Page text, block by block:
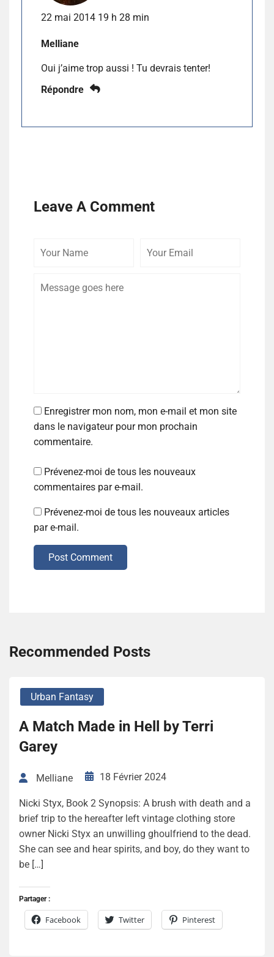
22 mai 2014 19 h 28 min
Melliane
Oui j’aime trop aussi ! Tu devrais tenter!
Répondre
Leave A Comment
Enregistrer mon nom, mon e-mail et mon site
dans le navigateur pour mon prochain
commentaire.
Prévenez-moi de tous les nouveaux
commentaires par e-mail.
Prévenez-moi de tous les nouveaux articles
par e-mail.
Post Comment
Recommended Posts
Urban Fantasy
A Match Made in Hell by Terri
Garey
Melliane 18 Février 2024
Nicki Styx, Book 2 Synopsis: A brush with death and a
brief trip to the hereafter left vintage clothing store
owner Nicki Styx an unwilling ghoulfriend to the dead.
She can see and hear spirits, and boy, do they want to
be […]
Partager :
Facebook Twitter Pinterest